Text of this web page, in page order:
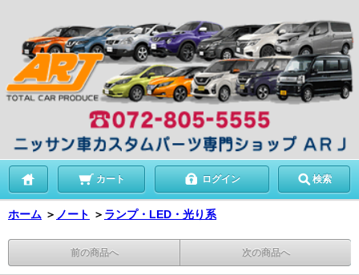
カート ログイン 検索
ホーム ＞ ノート ＞ ランプ・LED・光り系
前の商品へ 次の商品へ